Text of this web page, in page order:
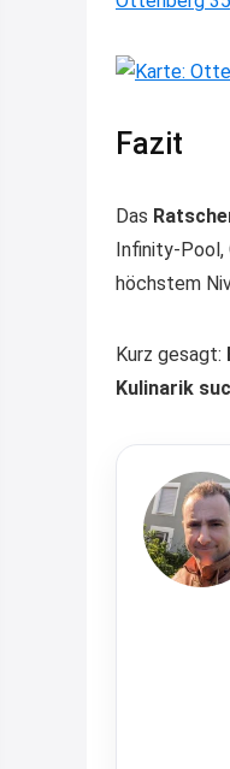
Fazit
Das
Infinity-
höchstem
Kurz gesagt:
Kulinarik